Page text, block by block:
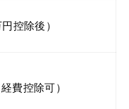
控除後）
費控除可）